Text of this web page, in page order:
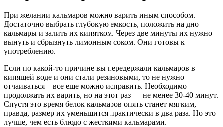
При желании кальмаров можно варить иным способом.
Достаточно выбрать глубокую емкость, положить на дно
кальмары и залить их кипятком. Через две минуты их нужно
вынуть и сбрызнуть лимонным соком. Они готовы к
употреблению.
Если по какой-то причине вы передержали кальмаров в
кипящей воде и они стали резиновыми, то не нужно
отчаиваться – все еще можно исправить. Необходимо
продолжать их варить, но на этот раз — не менее 30-40 минут.
Спустя это время белок кальмаров опять станет мягким,
правда, размер их уменьшится практически в два раза. Но это
лучше, чем есть блюдо с жесткими кальмарами.